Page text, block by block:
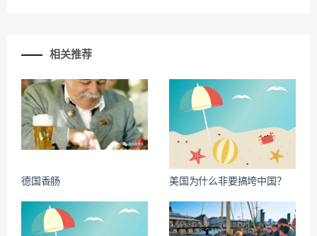
相关推荐
德国香肠 美国为什么非要搞垮中国？